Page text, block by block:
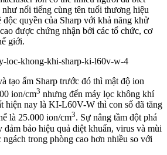
nổi tiếng cùng tên tuổi thương hiệu
quyền của Sharp với khả năng khử
được chứng nhận bởi các tổ chức, cơ
giới.
tạo ẩm Sharp trước đó thì mật độ ion
ion/cm3 nhưng đến máy lọc không khí
hiện nay là KI-L60V-W thì con số đã tăng
là 25.000 ion/cm3. Sự nâng tầm đột phá
đảm bảo hiệu quả diệt khuẩn, virus và mùi
trong phòng cao hơn nhiều so với